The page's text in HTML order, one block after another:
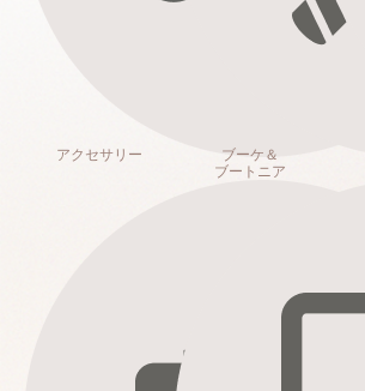
アクセサリー
ブーケ＆
ブートニア